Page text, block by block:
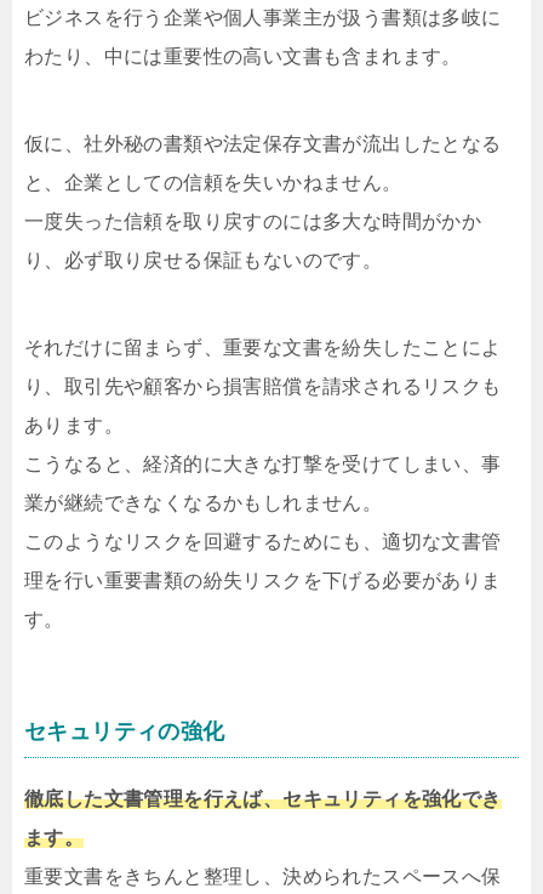
ビジネスを行う企業や個人事業主が扱う書類は多岐に
わたり、中には重要性の高い文書も含まれます。
仮に、社外秘の書類や法定保存文書が流出したとなる
と、企業としての信頼を失いかねません。
一度失った信頼を取り戻すのには多大な時間がかか
り、必ず取り戻せる保証もないのです。
それだけに留まらず、重要な文書を紛失したことによ
り、取引先や顧客から損害賠償を請求されるリスクも
あります。
こうなると、経済的に大きな打撃を受けてしまい、事
業が継続できなくなるかもしれません。
このようなリスクを回避するためにも、適切な文書管
理を行い重要書類の紛失リスクを下げる必要がありま
す。
セキュリティの強化
徹底した文書管理を行えば、セキュリティを強化でき
ます。
重要文書をきちんと整理し、決められたスペースへ保